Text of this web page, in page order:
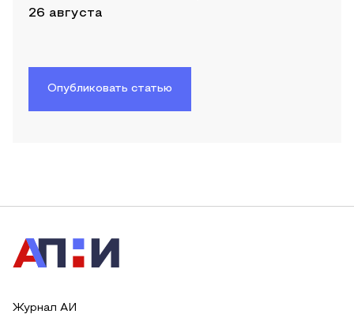
26 августа
Опубликовать статью
Журнал АИ